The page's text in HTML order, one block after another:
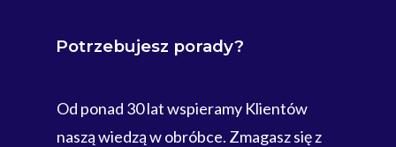
Potrzebujesz porady?
Od ponad 30 lat wspieramy Klientów
naszą wiedzą w obróbce. Zmagasz się z